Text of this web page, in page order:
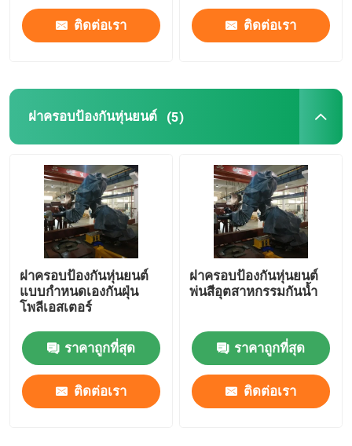
เครื่องเชื่อม Fronius
หุ่นยนต์คาวาซากิ
ติดต่อเรา ติดต่อเรา
ฝาครอบป้องกันหุ่นยนต์ (5)
ฝาครอบป้องกันหุ่นยนต์
แบบกำหนดเองกันฝุ่น
โพลีเอสเตอร์
ราคาถูกที่สุด
ติดต่อเรา
ฝาครอบป้องกันหุ่นยนต์
พ่นสีอุตสาหกรรมกันน้ำ
ราคาถูกที่สุด
ติดต่อเรา